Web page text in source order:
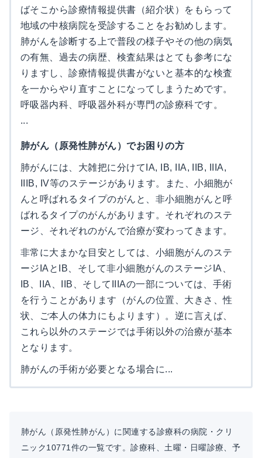
ばそこから診療情報提供書（紹介状）をもらって
地域の中核病院を受診することをお勧めします。
肺がんを診断する上で普段の様子やその他の病気
の有無、過去の病歴、検査結果はとても参考にな
りますし、診療情報提供書がないと基本的な検査
を一からやり直すことになってしまうためです。
呼吸器内科、呼吸器外科が専門の診療科です。
...
肺がん（原発性肺がん）でお困りの方
肺がんには、大雑把に分けてIA, IB, IIA, IIB, IIIA,
IIIB, IV等のステージがあります。また、小細胞が
んと呼ばれるタイプのがんと、非小細胞がんと呼
ばれるタイプのがんがあります。それぞれのステ
ージ、それぞれのがんで治療が変わってきます。
非常に大まかな目安としては、小細胞がんのステ
ージIAとIB、そして非小細胞がんのステージIA、
IB、IIA、IIB、そしてIIIAの一部については、手術
を行うことがあります（がんの位置、大きさ、性
状、ご本人の体力にもよります）。逆に言えば、
これら以外のステージでは手術以外の治療が基本
となります。
肺がんの手術が必要となる場合に...
肺がん（原発性肺がん）に関連する診療科の病院・クリ
ニック10771件の一覧です。診療科、土曜・日曜診療、予